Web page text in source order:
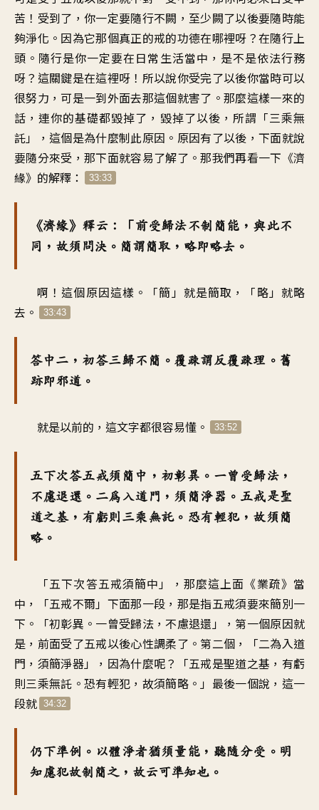
苦！受到了，你一定要隨行不闕，至少闕了以後要隨時能
夠淨化。因為它那個真正的戒的功德在哪裡呀？在隨行上
頭。隨行是你一定要在日常生活當中，是不是依法行務
呀？這關鍵是在這裡呀！所以說你受完了以後你當時可以
很努力，可是一到外面去那這個就害了。那麼這樣一來的
話，連你的基礎都毀掉了，毀掉了以後，所謂「三乘無
託」，這個是為什麼制此原因。原因有了以後，下面就說
要隨分來受，那下面就容易了解了。那我們再看一下《濟
緣》的解釋：
33:33
《濟緣》釋云：「前受歸法不制簡能，與此不
同，故須問決。簡謂簡取，略即略去。
啊！這個原因這樣。「簡」就是簡取，「略」就略
去。
33:43
答中二，初答三歸不簡。覆疎謂反覆疎理。舊
跡即邪道。
就是以前的，這文字都很容易懂。 33:52
五下次答五戒須簡中，初彰異。一曾受歸法，
不慮退還。二為入道門，須簡淨器。五戒是聖
道之基，有虧則三乘無託。恐有輕犯，故須簡
略。
「五下次答五戒須簡中」，那麼這上面《業疏》當
中，「五戒不爾」下面那一段，那是指五戒須要來簡別一
下。「初彰異。一曾受歸法，不慮退還」，第一個原因就
是，前面受了五戒以後心性調柔了。第二個，「二為入道
門，須簡淨器」，因為什麼呢？「五戒是聖道之基，有虧
則三乘無託。恐有輕犯，故須簡略。」最後一個說，這一
段就 34:32
仍下準例。以體淨者猶須量能，聽隨分受。明
知慮犯故制簡之，故云可準知也。